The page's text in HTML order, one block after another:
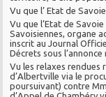
Vu que l’ Etat de
Vu que l’Etat de
Savoisiennes, organe
inscrit au Journal
Décrets sous
Vu les relaxes
d’Albertville via le
poursuivant) contre